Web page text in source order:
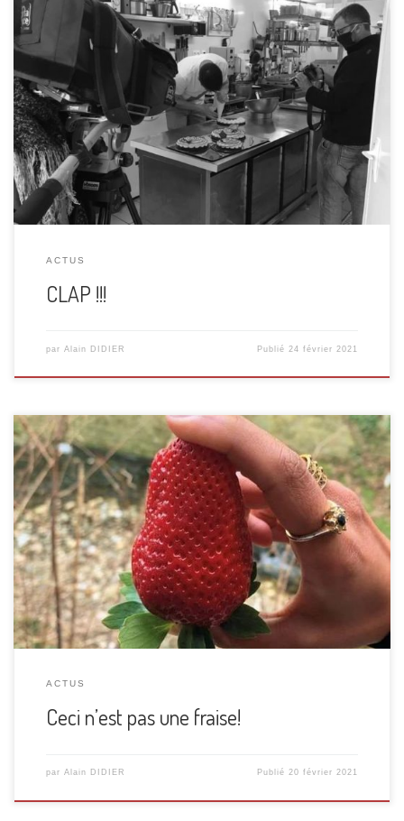
CLAP !!! Le Choc’Hallow’range !! Cette nouvelle
pâtisserie fine et originale nous fait trembler de plaisir avec
son sablé cacao, son moelleux chocolat sans beurre, la
fraîcheur de son confit d’orange aux zestes et aux
suprêmes, et sa crème à l’orange délicate. A cette
occasion, Via Vosges est venu à ma rencontre, […]
ACTUS
CLAP !!!
par Alain DIDIER Publié 24 février 2021
Non, ce n’est pas une fraise. On est fin février et déjà dans
la grande distribution on nous les vend, superbes (et
énormes), dans des barquettes en plastique. Dessus c’est
écrit « fraises ». Mais en fait, c’est brillant comme du
plastique, ça ne sent rien ou presque, c’est dur comme un
[…]
ACTUS
Ceci n’est pas une fraise!
par Alain DIDIER Publié20 février 2021